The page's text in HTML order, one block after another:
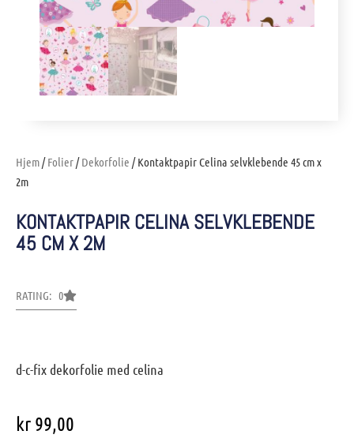
Hjem/Folier/Dekorfolie / Kontaktpapir Celina selvklebende 45 cm x
2m
KONTAKTPAPIR CELINA SELVKLEBENDE
45 CM X 2M
RATING: 0
d-c-fix dekorfolie med celina
kr 99,00